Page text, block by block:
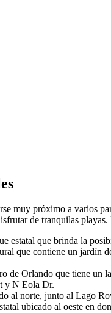
muy próximo a varios
de tranquilas
estatal que brinda la
que contiene un jardín
de Orlando que tiene un
y N Eola Dr.
al norte, junto al Lago
ubicado al oeste en